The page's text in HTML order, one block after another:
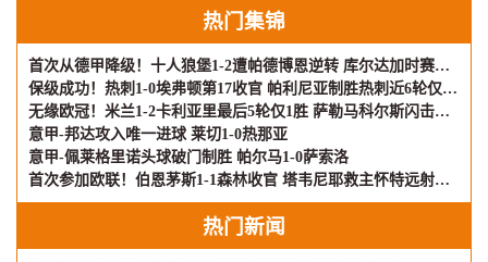
热门集锦
首次从德甲降级！十人狼堡1-2遭帕德博恩逆转 库尔达加时赛制胜
保级成功！热刺1-0埃弗顿第17收官 帕利尼亚制胜热刺近6轮仅1负
无缘欧冠！米兰1-2卡利亚里最后5轮仅1胜 萨勒马科尔斯闪击难救主
意甲-邦达攻入唯一进球 莱切1-0热那亚
意甲-佩莱格里诺头球破门制胜 帕尔马1-0萨索洛
首次参加欧联！伯恩茅斯1-1森林收官 塔韦尼耶救主怀特远射破门
热门新闻